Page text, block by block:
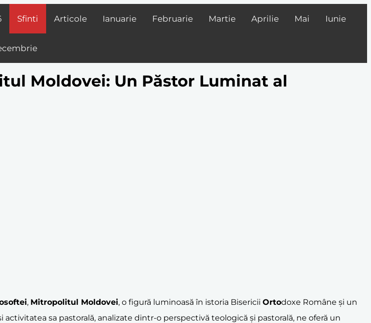
Sfinti Articole Ianuarie Februarie Martie Aprilie Mai Iunie
Moldovei: Un Păstor Luminat al
, Mitropolitul Moldovei, o figură luminoasă în istoria Bisericii Ortodoxe Române și un
sa pastorală, analizate dintr-o perspectivă teologică și pastorală, ne oferă un